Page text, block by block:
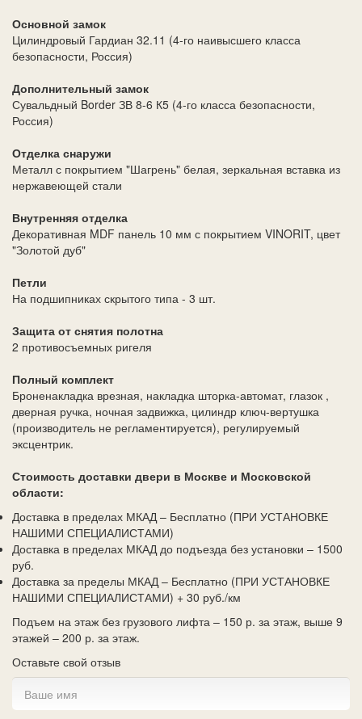
Основной замок
Цилиндровый Гардиан 32.11 (4-го наивысшего класса
безопасности, Россия)
Дополнительный замок
Сувальдный Border ЗВ 8-6 К5 (4-го класса безопасности,
Россия)
Отделка снаружи
Металл с покрытием "Шагрень" белая, зеркальная вставка из
нержавеющей стали
Внутренняя отделка
Декоративная MDF панель 10 мм с покрытием VINORIT, цвет
"Золотой дуб"
Петли
На подшипниках скрытого типа - 3 шт.
Защита от снятия полотна
2 противосъемных ригеля
Полный комплект
Броненакладка врезная, накладка шторка-автомат, глазок ,
дверная ручка, ночная задвижка, цилиндр ключ-вертушка
(производитель не регламентируется), регулируемый
эксцентрик.
Стоимость доставки двери в Москве и Московской
области:
Доставка в пределах МКАД – Бесплатно (ПРИ УСТАНОВКЕ
НАШИМИ СПЕЦИАЛИСТАМИ)
Доставка в пределах МКАД до подъезда без установки – 1500
руб.
Доставка за пределы МКАД – Бесплатно (ПРИ УСТАНОВКЕ
НАШИМИ СПЕЦИАЛИСТАМИ) + 30 руб./км
Подъем на этаж без грузового лифта – 150 р. за этаж, выше 9
этажей – 200 р. за этаж.
Оставьте свой отзыв